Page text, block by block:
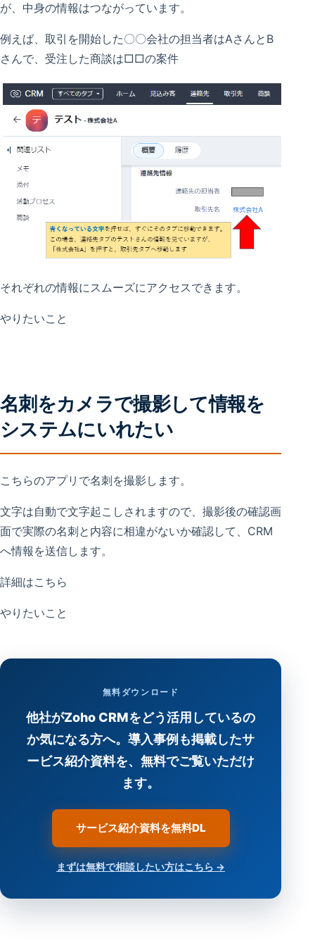
が、中身の情報はつながっています。
例えば、取引を開始した〇〇会社の担当者はAさんとB
さんで、受注した商談は□□の案件
それぞれの情報にスムーズにアクセスできます。
やりたいこと
名刺をカメラで撮影して情報を
システムにいれたい
こちらのアプリで名刺を撮影します。
文字は自動で文字起こしされますので、撮影後の確認画
面で実際の名刺と内容に相違がないか確認して、CRM
へ情報を送信します。
詳細はこちら
やりたいこと
無料ダウンロード
他社がZoho CRMをどう活用しているの
か気になる方へ。導入事例も掲載したサ
ービス紹介資料を、無料でご覧いただけ
ます。
サービス紹介資料を無料DL
まずは無料で相談したい方はこちら →